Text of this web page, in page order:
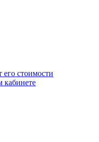
его стоимости
кабинете